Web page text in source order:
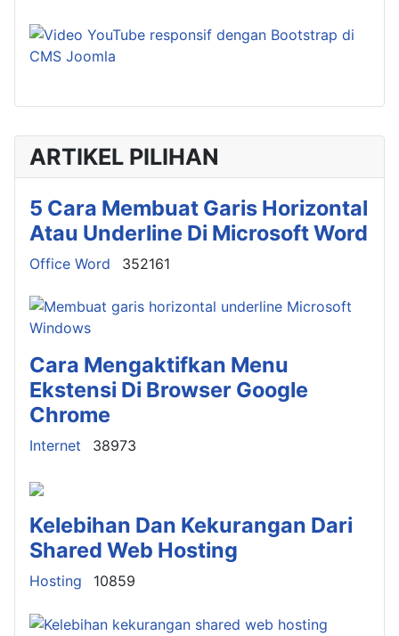
ARTIKEL PILIHAN
5 Cara Membuat Garis Horizontal
Atau Underline Di Microsoft Word
Details
Office Word 352161
Cara Mengaktifkan Menu
Ekstensi Di Browser Google
Chrome
Details
Internet 38973
Kelebihan Dan Kekurangan Dari
Shared Web Hosting
Details
Hosting 10859